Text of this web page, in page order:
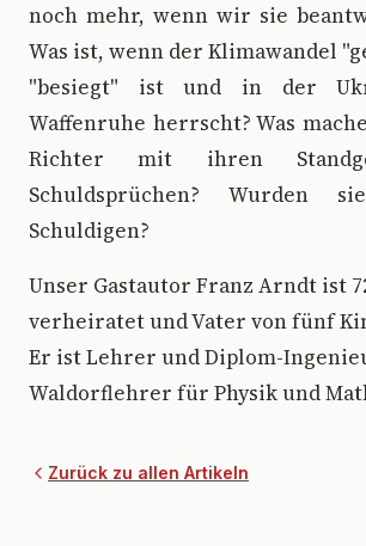
noch mehr, wenn wir sie
Was ist, wenn der Klimawandel
"besiegt" ist und in der
Waffenruhe herrscht? Was
Richter mit ihren
Schuldsprüchen? Wurden
Schuldigen?
Unser Gastautor Franz Arndt ist
verheiratet und Vater von fünf
Er ist Lehrer und Diplom-
Waldorflehrer für Physik und
Zurück zu allen Artikeln